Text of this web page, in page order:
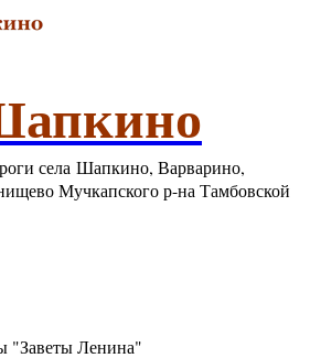
села Шапкино, Варварино,
Мучкапского р-на Тамбовской
"Заветы Ленина"